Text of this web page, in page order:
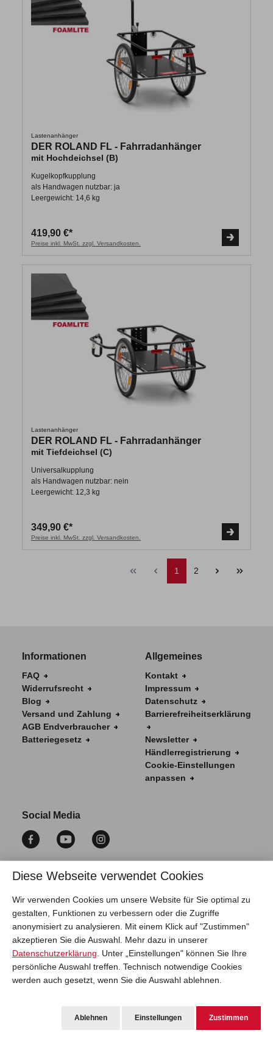
Lastenanhänger
DER ROLAND FL - Fahrradanhänger
mit Hochdeichsel (B)
Kugelkopfkupplung
als Handwagen nutzbar: ja
Leergewicht: 14,6 kg
419,90 €*
Preise inkl. MwSt. zzgl. Versandkosten.
Lastenanhänger
DER ROLAND FL - Fahrradanhänger
mit Tiefdeichsel (C)
Universalkupplung
als Handwagen nutzbar: nein
Leergewicht: 12,3 kg
349,90 €*
Preise inkl. MwSt. zzgl. Versandkosten.
1 2
Informationen
FAQ
Widerrufsrecht
Blog
Versand und Zahlung
AGB Endverbraucher
Batteriegesetz
Allgemeines
Kontakt
Impressum
Datenschutz
Barrierefreiheitserklärung
Newsletter
Händlerregistrierung
Cookie-Einstellungen
anpassen
Social Media
Vertrag widerrufen
angegebenen Lieferzeiten gelten nur für den Versand innerhalb
Deutschlands.
Diese Webseite verwendet Cookies
Wir verwenden Cookies um unsere Website für Sie optimal zu
gestalten, Funktionen zu verbessern oder die Zugriffe
anonymisiert zu analysieren. Mit einem Klick auf "Zustimmen"
akzeptieren Sie die Auswahl. Mehr dazu in unserer
Datenschutzerklärung . Unter „Einstellungen" können Sie Ihre
persönliche Auswahl treffen. Technisch notwendige Cookies
werden auch gesetzt, wenn Sie die Auswahl ablehnen.
Ablehnen Einstellungen Zustimmen